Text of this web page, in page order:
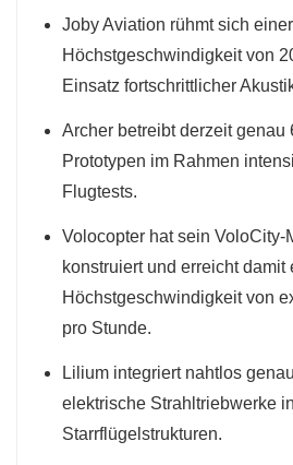
Joby Aviation rühmt sich
Höchstgeschwindigkeit von
Einsatz fortschrittlicher
Archer betreibt derzeit genau
Prototypen im Rahmen
Flugtests.
Volocopter hat sein VoloCity-
konstruiert und erreicht damit
Höchstgeschwindigkeit von
pro Stunde.
Lilium integriert nahtlos
elektrische Strahltriebwerke in
Starrflügelstrukturen.